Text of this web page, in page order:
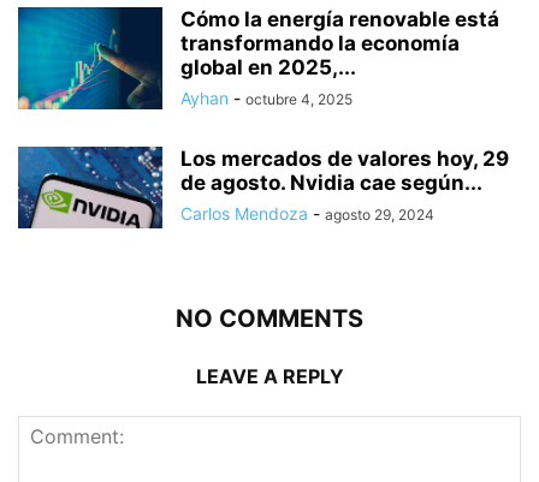
Cómo la energía renovable está
transformando la economía
global en 2025,...
Ayhan - octubre 4, 2025
Los mercados de valores hoy, 29
de agosto. Nvidia cae según...
Carlos Mendoza - agosto 29, 2024
NO COMMENTS
LEAVE A REPLY